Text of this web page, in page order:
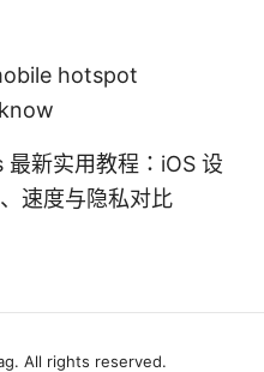
hotspot
新实用教程：iOS 设
速度与隐私对比
All rights reserved.